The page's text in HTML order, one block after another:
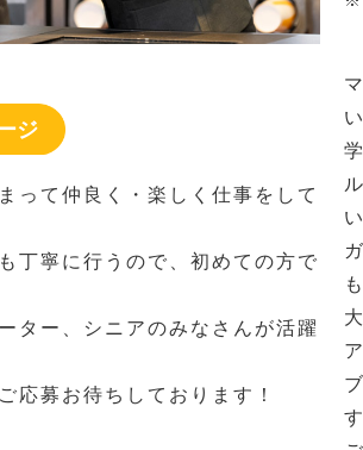
ジ
って仲良く・楽しく仕事をして
丁寧に行うので、初めての方で
ター、シニアのみなさんが活躍
応募お待ちしております！